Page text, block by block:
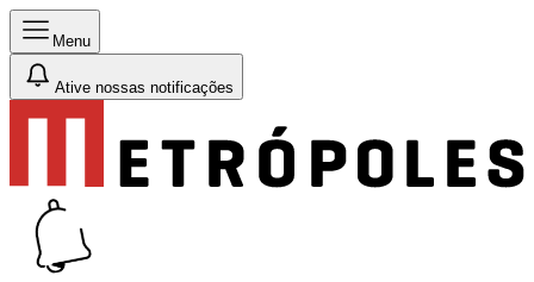
Menu
Ative nossas notificações